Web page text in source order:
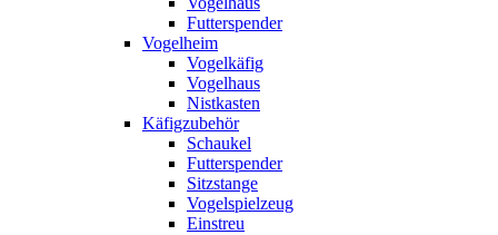
Futterspender
Vogelheim
Vogelkäfig
Vogelhaus
Nistkasten
Käfigzubehör
Schaukel
Futterspender
Sitzstange
Vogelspielzeug
Einstreu